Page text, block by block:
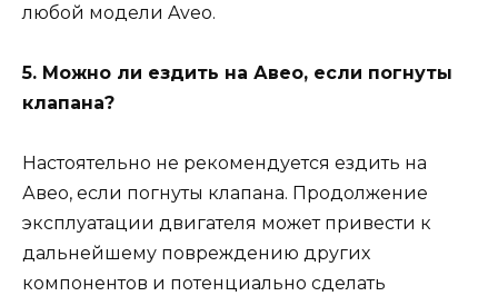
любой модели Aveo.
5. Можно ли ездить на Авео, если погнуты
клапана?
Настоятельно не рекомендуется ездить на
Авео, если погнуты клапана. Продолжение
эксплуатации двигателя может привести к
дальнейшему повреждению других
компонентов и потенциально сделать